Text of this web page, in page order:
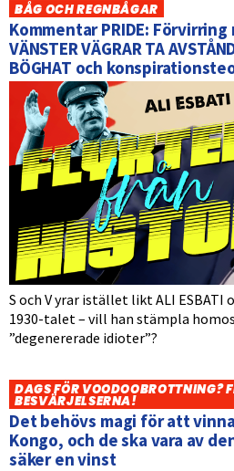
BÅG OCH REGNBÅGAR
Kommentar PRIDE: Förvirring
VÄNSTER VÄGRAR TA
BÖGHAT och
S och V yrar istället likt ALI ESBATI
1930-talet – vill han stämpla
”degenererade idioter”?
DAGS FÖR VOODOOBROTTNING?
BESVÄRJELSERNA!
Det behövs magi för att
Kongo, och de ska vara av
säker en vinst